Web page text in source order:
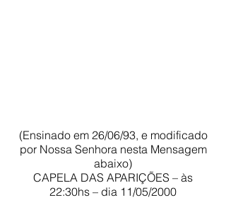
(Ensinado em 26/06/93, e modificado
por Nossa Senhora nesta Mensagem
abaixo)
CAPELA DAS APARIÇÕES – às
22:30hs – dia 11/05/2000